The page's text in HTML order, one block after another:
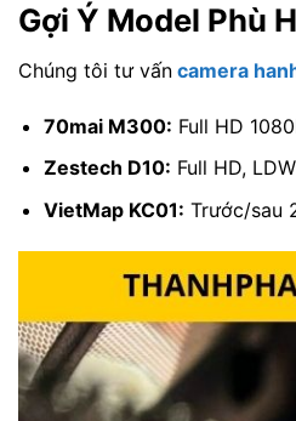
Gợi Ý Model Phù
Chúng tôi tư vấn camera
70mai M300: Full HD
Zestech D10: Full HD,
VietMap KC01: Trước/sau